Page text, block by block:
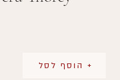
+ הוסף לסל